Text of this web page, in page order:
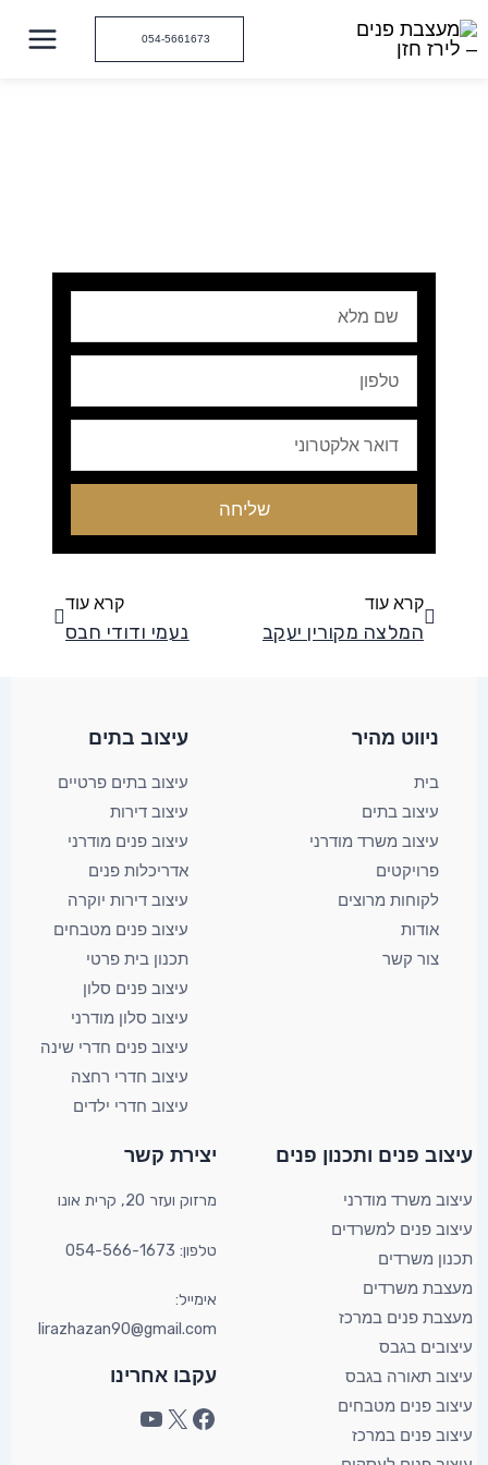
לתוכן
054-5661673
טלפון
שליחה
קרא עוד
המלצה מקורין יעקב
קרא עוד
נעמי ודודי חבס
ניווט מהיר
בית
עיצוב בתים
עיצוב משרד מודרני
פרויקטים
לקוחות מרוצים
אודות
צור קשר
עיצוב בתים​
עיצוב בתים פרטיים
עיצוב דירות
עיצוב פנים מודרני
אדריכלות פנים
עיצוב דירות יוקרה
עיצוב פנים מטבחים
תכנון בית פרטי
עיצוב פנים סלון
עיצוב סלון מודרני
עיצוב פנים חדרי שינה
עיצוב חדרי רחצה
עיצוב חדרי ילדים
עיצוב פנים ותכנון פנים​
עיצוב משרד מודרני
עיצוב פנים למשרדים
תכנון משרדים
מעצבת משרדים
מעצבת פנים במרכז
עיצובים בגבס
עיצוב תאורה בגבס
עיצוב פנים מטבחים
עיצוב פנים במרכז
יצירת קשר​
מרזוק ועזר 20, קרית אונו​
טלפון: 054-566-1673
אימייל:
lirazhazan90@gmail.com
עקבו אחרינו
Facebook
X
YouTube